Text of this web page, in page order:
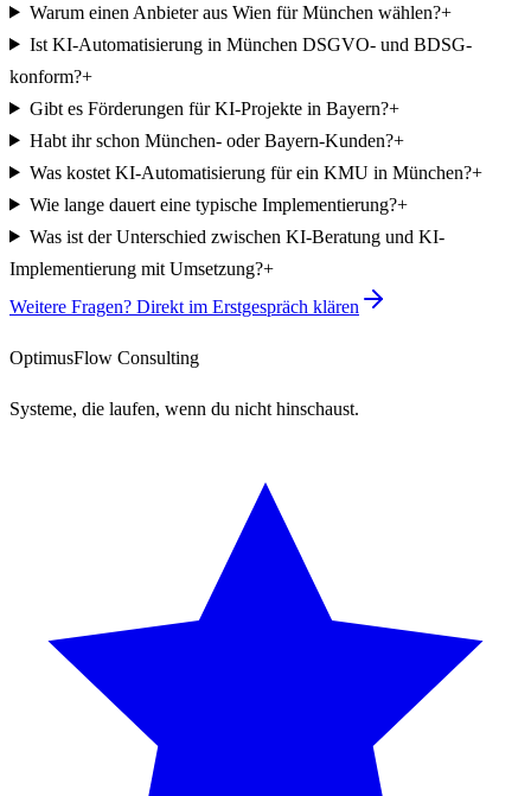
Warum einen Anbieter aus Wien für München wählen?+
Ist KI-Automatisierung in München DSGVO- und BDSG-
konform?+
Gibt es Förderungen für KI-Projekte in Bayern?+
Habt ihr schon München- oder Bayern-Kunden?+
Was kostet KI-Automatisierung für ein KMU in München?+
Wie lange dauert eine typische Implementierung?+
Was ist der Unterschied zwischen KI-Beratung und KI-
Implementierung mit Umsetzung?+
Weitere Fragen? Direkt im Erstgespräch klären
OptimusFlow Consulting
Systeme, die laufen, wenn du nicht hinschaust.